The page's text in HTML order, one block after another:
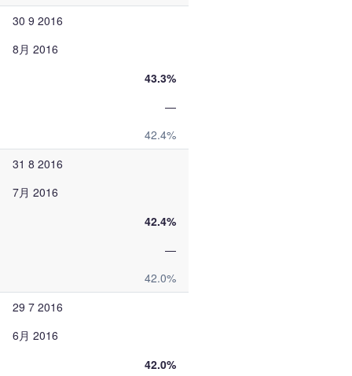
30 9 2016
8月 2016
43.3%
—
42.4%
31 8 2016
7月 2016
42.4%
—
42.0%
29 7 2016
6月 2016
42.0%